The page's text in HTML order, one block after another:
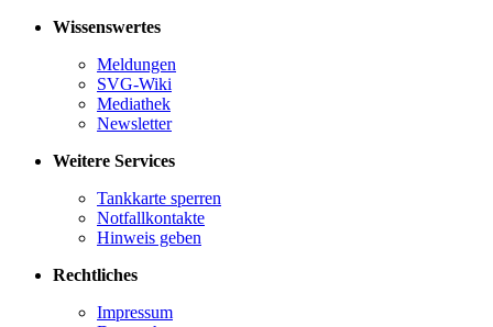
Wissenswertes
Meldungen
SVG-Wiki
Mediathek
Newsletter
Weitere Services
Tankkarte sperren
Notfallkontakte
Hinweis geben
Rechtliches
Impressum